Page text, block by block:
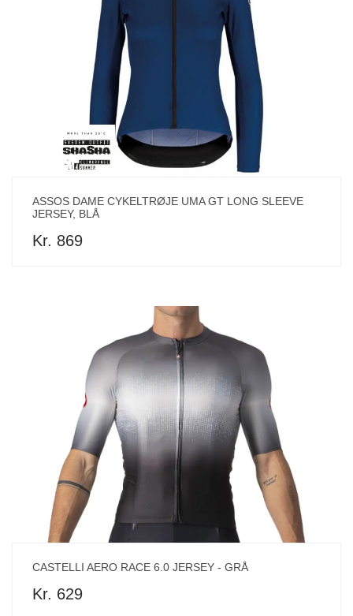
ASSOS DAME CYKELTRØJE UMA GT LONG SLEEVE
JERSEY, BLÅ
Kr. 869
CASTELLI AERO RACE 6.0 JERSEY - GRÅ
Kr. 629